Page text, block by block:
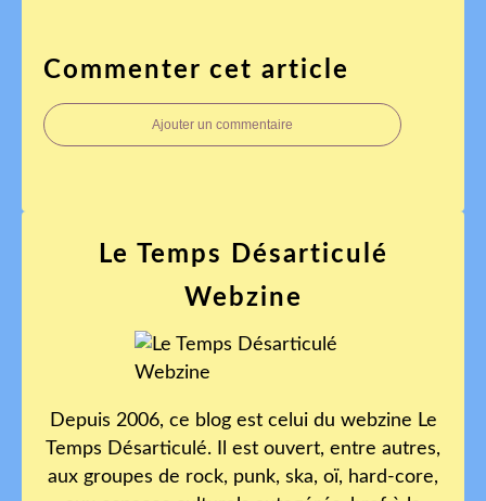
Commenter cet article
Ajouter un commentaire
Le Temps Désarticulé
Webzine
Depuis 2006, ce blog est celui du webzine Le
Temps Désarticulé. Il est ouvert, entre autres,
aux groupes de rock, punk, ska, oï, hard-core,